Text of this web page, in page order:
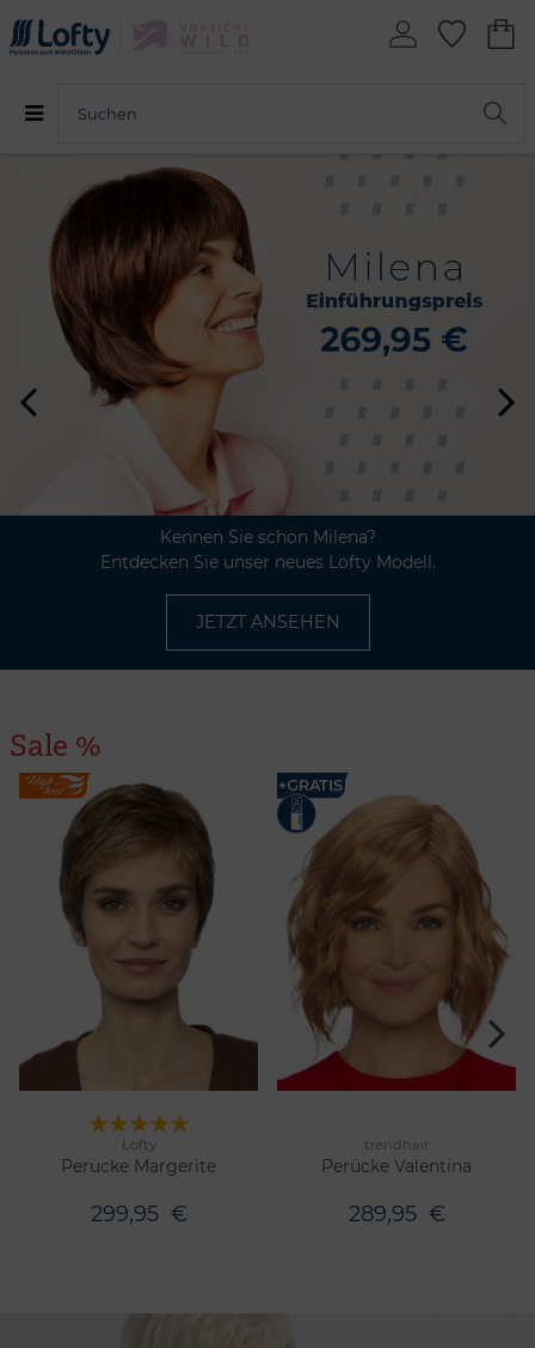
Kennen Sie schon Milena?
Entdecken Sie unser neues Lofty Modell.
JETZT ANSEHEN
Sale %
Lofty
Perücke Margerite
299,95 €
5 Farben Merken
trendhair
Perücke Valentina
289,95 €